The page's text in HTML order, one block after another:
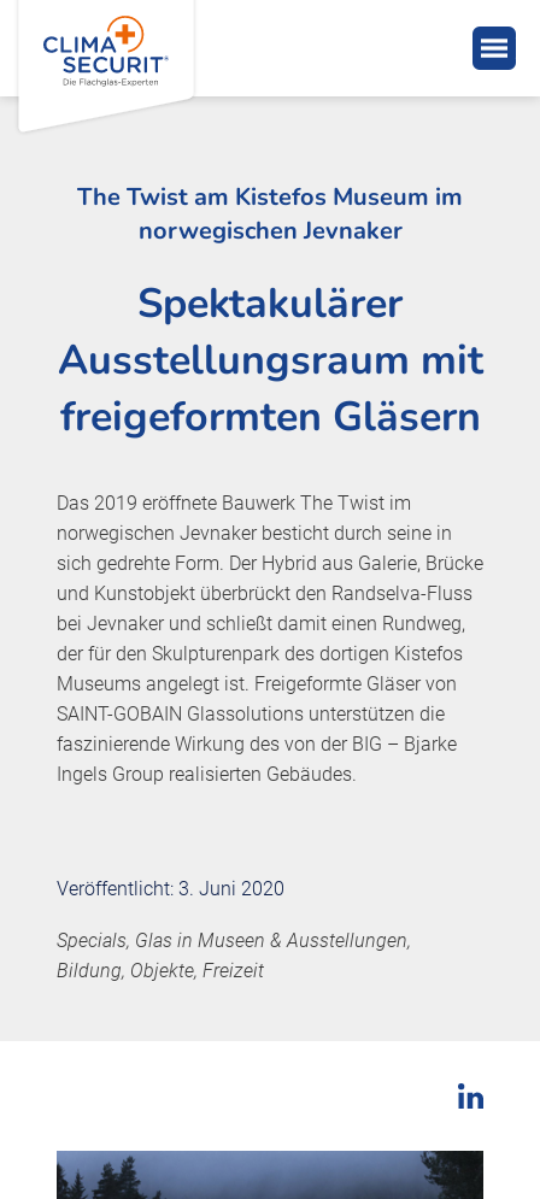
The Twist am Kistefos Museum im
norwegischen Jevnaker
Spektakulärer
Ausstellungsraum mit
freigeformten Gläsern
Das 2019 eröffnete Bauwerk The Twist im
norwegischen Jevnaker besticht durch seine in
sich gedrehte Form. Der Hybrid aus Galerie, Brücke
und Kunstobjekt überbrückt den Randselva-Fluss
bei Jevnaker und schließt damit einen Rundweg,
der für den Skulpturenpark des dortigen Kistefos
Museums angelegt ist. Freigeformte Gläser von
SAINT-GOBAIN Glassolutions unterstützen die
faszinierende Wirkung des von der BIG – Bjarke
Ingels Group realisierten Gebäudes.
Veröffentlicht: 3. Juni 2020
Specials, Glas in Museen & Ausstellungen,
Bildung, Objekte, Freizeit